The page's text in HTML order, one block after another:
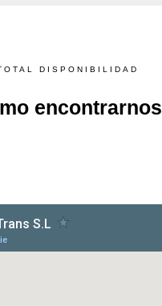
DISPONIBILIDAD
encontrarnos